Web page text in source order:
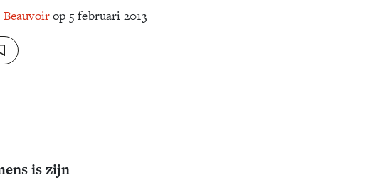
op 5 februari 2013
is zijn